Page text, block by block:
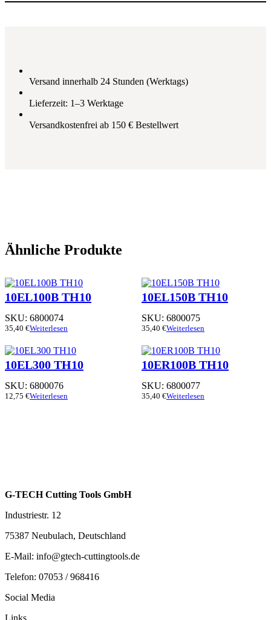
Versand innerhalb 24 Stunden (Werktags)
Lieferzeit: 1–3 Werktage
Versandkostenfrei ab 150 € Bestellwert
Ähnliche Produkte
10EL100B TH10
SKU: 6800074
35,40 €Weiterlesen
10EL150B TH10
SKU: 6800075
35,40 €Weiterlesen
10EL300 TH10
SKU: 6800076
12,75 €Weiterlesen
10ER100B TH10
SKU: 6800077
35,40 €Weiterlesen
G-TECH Cutting Tools GmbH
Industriestr. 12
75387 Neubulach, Deutschland
E-Mail: info@gtech-cuttingtools.de
Telefon: 07053 / 968416
Social Media
Links